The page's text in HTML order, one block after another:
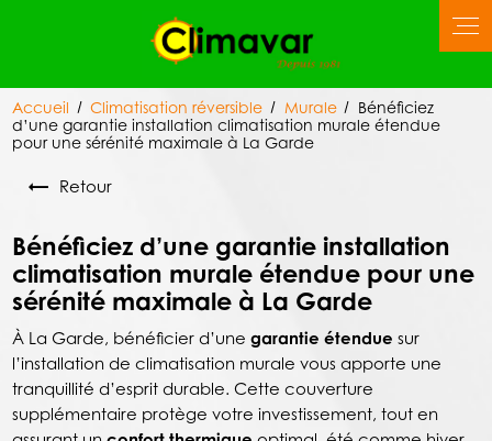
Accueil Climatisation réversible Murale
Bénéficiez
d’une garantie installation climatisation murale étendue
pour une sérénité maximale à La Garde
Retour
Bénéficiez d’une garantie installation
climatisation murale étendue pour une
sérénité maximale à La Garde
À La Garde, bénéficier d’unegarantie étendue sur
l’installation de climatisation murale vous apporte une
tranquillité d’esprit durable. Cette couverture
supplémentaire protège votre investissement, tout en